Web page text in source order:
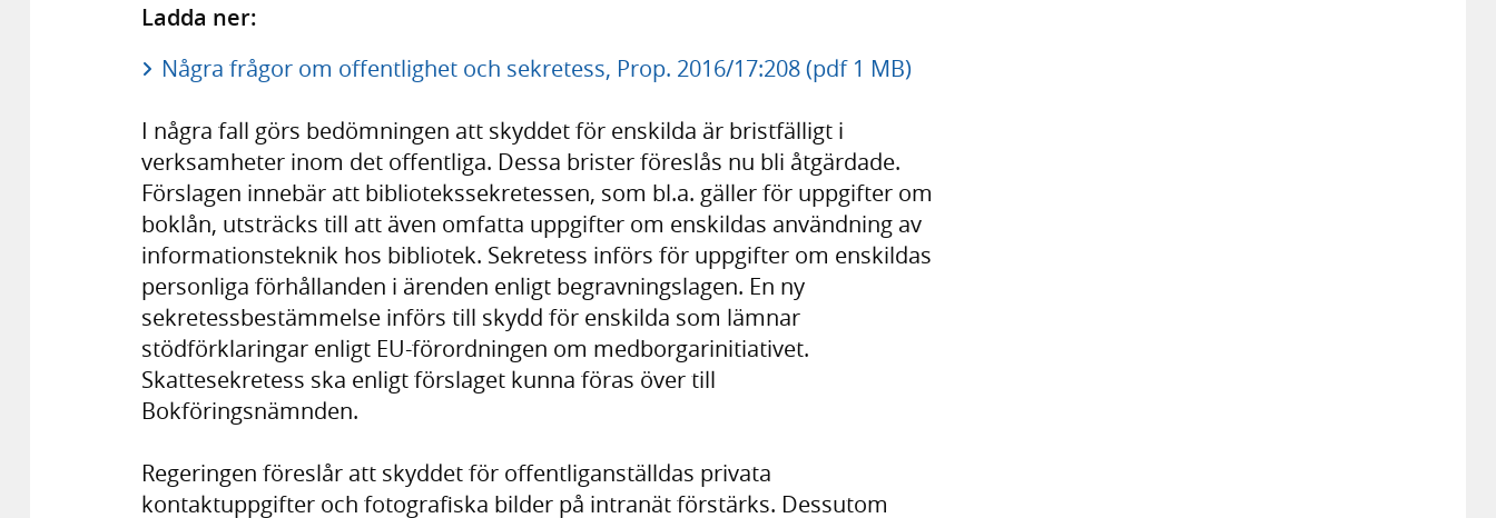
Ladda ner:
Några frågor om offentlighet och sekretess, Prop. 2016/17:208 (pdf 1 MB)
I några fall görs bedömningen att skyddet för enskilda är bristfälligt i
verksamheter inom det offentliga. Dessa brister föreslås nu bli åtgärdade.
Förslagen innebär att bibliotekssekretessen, som bl.a. gäller för uppgifter om
boklån, utsträcks till att även omfatta uppgifter om enskildas användning av
informationsteknik hos bibliotek. Sekretess införs för uppgifter om enskildas
personliga förhållanden i ärenden enligt begravningslagen. En ny
sekretessbestämmelse införs till skydd för enskilda som lämnar
stödförklaringar enligt EU-förordningen om medborgarinitiativet.
Skattesekretess ska enligt förslaget kunna föras över till
Bokföringsnämnden.
Regeringen föreslår att skyddet för offentliganställdas privata
kontaktuppgifter och fotografiska bilder på intranät förstärks. Dessutom